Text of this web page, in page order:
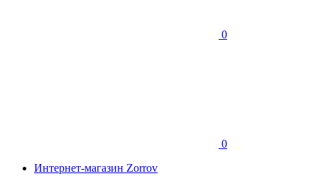
0
0
Интернет-магазин Zorrov